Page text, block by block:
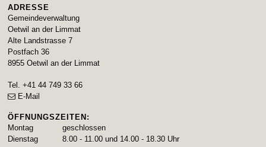
ADRESSE
Gemeindeverwaltung
Oetwil an der Limmat
Alte Landstrasse 7
Postfach 36
8955 Oetwil an der Limmat
Tel.+41 44 749 33 66
E-Mail
ÖFFNUNGSZEITEN:
Montag
geschlossen
Dienstag
8.00 - 11.00 und 14.00 - 18.30 Uhr